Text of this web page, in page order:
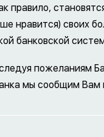
правило,
нравится) своих
банковской
пожеланиям
мы сообщим Вам